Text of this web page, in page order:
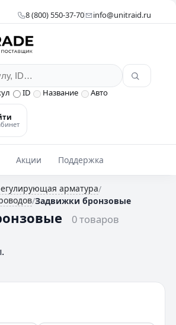
8 (800) 550-37-70 info@unitraid.ru
ID Название Авто
Акции Поддержка
арматура/
/Задвижки бронзовые
0 товаров